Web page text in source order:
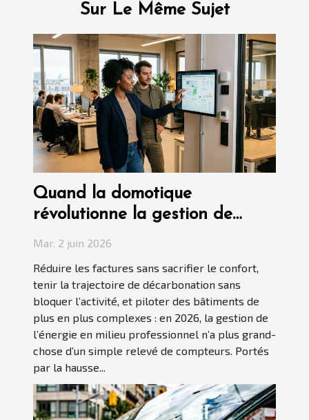
Sur Le Même Sujet
Quand la domotique
révolutionne la gestion de
Mar. 2 juin 2026
Réduire les factures sans sacrifier le confort,
tenir la trajectoire de décarbonation sans
bloquer l’activité, et piloter des bâtiments de
plus en plus complexes : en 2026, la gestion de
l’énergie en milieu professionnel n’a plus grand-
chose d’un simple relevé de compteurs. Portés
par la hausse...